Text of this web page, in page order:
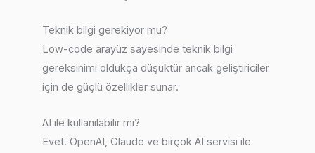
Teknik bilgi gerekiyor mu?
Low-code arayüz sayesinde teknik bilgi
gereksinimi oldukça düşüktür ancak geliştiriciler
için de güçlü özellikler sunar.
AI ile kullanılabilir mi?
Evet. OpenAI, Claude ve birçok AI servisi ile